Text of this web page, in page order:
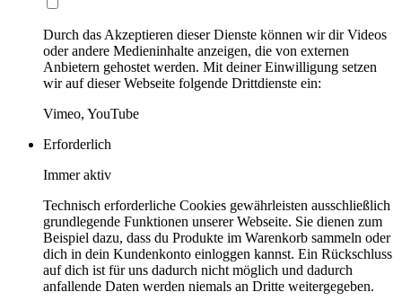
Durch das Akzeptieren dieser Dienste können wir dir Videos
oder andere Medieninhalte anzeigen, die von externen
Anbietern gehostet werden. Mit deiner Einwilligung setzen
wir auf dieser Webseite folgende Drittdienste ein:
Vimeo, YouTube
Erforderlich
Immer aktiv
Technisch erforderliche Cookies gewährleisten ausschließlich
grundlegende Funktionen unserer Webseite. Sie dienen zum
Beispiel dazu, dass du Produkte im Warenkorb sammeln oder
dich in dein Kundenkonto einloggen kannst. Ein Rückschluss
auf dich ist für uns dadurch nicht möglich und dadurch
anfallende Daten werden niemals an Dritte weitergegeben.